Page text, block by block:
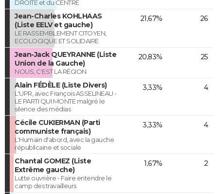
DROITE et du CENTRE
Jean-Charles KOHLHAAS
(Liste EELV et gauche)
LE RASSEMBLEMENT CITOYEN,
ECOLOGIQUE ET SOLIDAIRE
21,67% 26
Jean-Jack QUEYRANNE (Liste
Union de la Gauche)
NOUS, C'EST LA RÉGION
20,83% 25
Alain FÉDÈLE (Liste Divers)
L'UPR, avec François ASSELINEAU -
LE PARTI QUI MONTE malgré le
silence des médias
3,33% 4
Cécile CUKIERMAN (Parti
communiste français)
L'Humain d'abord, avec la gauche
républicaine et sociale
3,33% 4
Chantal GOMEZ (Liste
Extrême gauche)
Lutte ouvrière - Faire entendre le
camp des travailleurs
1,67% 2